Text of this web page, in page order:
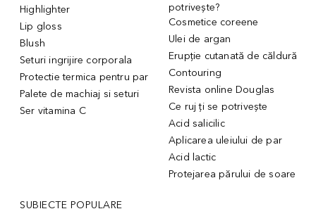
Highlighter
Lip gloss
Blush
Seturi ingrijire corporala
Protectie termica pentru par
Palete de machiaj si seturi
Ser vitamina C
potrivește?
Cosmetice coreene
Ulei de argan
Erupție cutanată de căldură
Contouring
Revista online Douglas
Ce ruj ți se potrivește
Acid salicilic
Aplicarea uleiului de par
Acid lactic
Protejarea părului de soare
SUBIECTE POPULARE